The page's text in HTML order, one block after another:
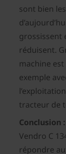
sont bien
grossissent
réduisent.
machine
exemple
tracteur de
Conclusion :
Vendro C
répondre